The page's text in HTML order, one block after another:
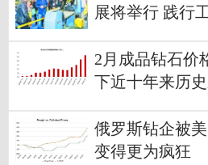
展将举行 践行
2月成品钻石价
下近十年来历
俄罗斯钻企被
变得更为疯狂